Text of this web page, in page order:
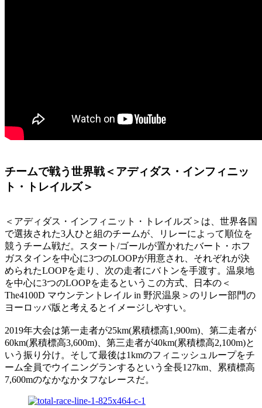
チームで戦う世界戦＜アディダス・インフィニッ
ト・トレイルズ＞
＜アディダス・インフィニット・トレイルズ＞は、世界各国
で選抜された3人ひと組のチームが、リレーによって順位を
競うチーム戦だ。スタート/ゴールが置かれたバート・ホフ
ガスタインを中心に3つのLOOPが用意され、それぞれが決
められたLOOPを走り、次の走者にバトンを手渡す。温泉地
を中心に3つのLOOPを走るというこの方式、日本の＜
The4100D マウンテントレイル in 野沢温泉＞のリレー部門の
ヨーロッパ版と考えるとイメージしやすい。
2019年大会は第一走者が25km(累積標高1,900m)、第二走者が
60km(累積標高3,600m)、第三走者が40km(累積標高2,100m)と
いう振り分け。そして最後は1kmのフィニッシュループをチ
ーム全員でウイニングランするという全長127km、累積標高
7,600mのなかなかタフなレースだ。